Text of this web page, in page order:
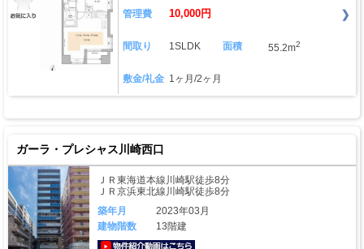
管理費 10,000円
間取り 1SLDK 面積 55.2m2
敷金/礼金 1ヶ月/2ヶ月
ガーラ・プレシャス川崎西口
ＪＲ東海道本線川崎駅徒歩8分
ＪＲ京浜東北線川崎駅徒歩8分
築年月
2023年03月
建物階数
13階建